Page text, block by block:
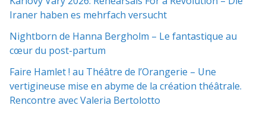
Iraner haben es mehrfach versucht
Nightborn de Hanna Bergholm – Le fantastique au
cœur du post-partum
Faire Hamlet ! au Théâtre de l’Orangerie – Une
vertigineuse mise en abyme de la création théâtrale.
Rencontre avec Valeria Bertolotto